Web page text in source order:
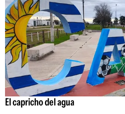
El capricho del agua